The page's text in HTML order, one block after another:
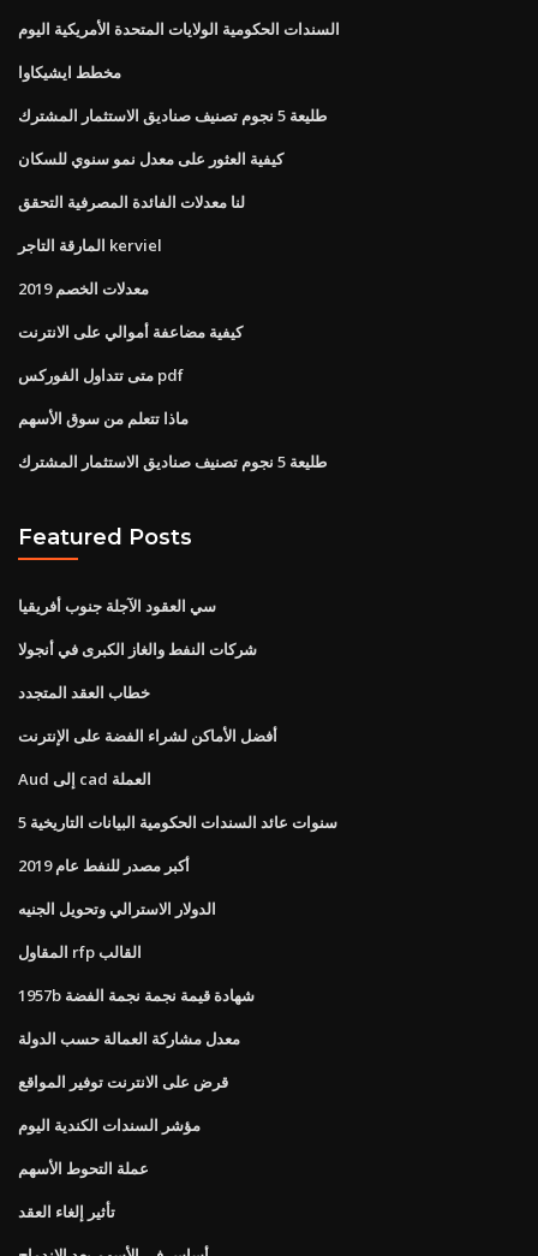
السندات الحكومية الولايات المتحدة الأمريكية اليوم
مخطط ايشيكاوا
طليعة 5 نجوم تصنيف صناديق الاستثمار المشترك
كيفية العثور على معدل نمو سنوي للسكان
لنا معدلات الفائدة المصرفية التحقق
المارقة التاجر kerviel
معدلات الخصم 2019
كيفية مضاعفة أموالي على الانترنت
متى تتداول الفوركس pdf
ماذا تتعلم من سوق الأسهم
طليعة 5 نجوم تصنيف صناديق الاستثمار المشترك
Featured Posts
سي العقود الآجلة جنوب أفريقيا
شركات النفط والغاز الكبرى في أنجولا
خطاب العقد المتجدد
أفضل الأماكن لشراء الفضة على الإنترنت
Aud إلى cad العملة
5 سنوات عائد السندات الحكومية البيانات التاريخية
أكبر مصدر للنفط عام 2019
الدولار الاسترالي وتحويل الجنيه
المقاول rfp القالب
1957b شهادة قيمة نجمة نجمة الفضة
معدل مشاركة العمالة حسب الدولة
قرض على الانترنت توفير المواقع
مؤشر السندات الكندية اليوم
عملة التحوط الأسهم
تأثير إلغاء العقد